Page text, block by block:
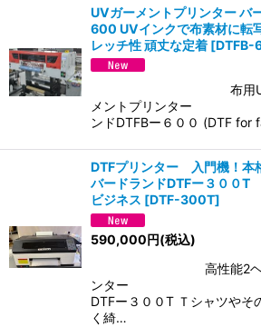
UVガーメントプリンター バ
600 UVインクで布素材に転
レッチ性 頑丈な定着 [DTFB-
布用UVイン
メントプリンタ
ンドDTFBー６００ (DTF for
DTFプリンター 入門機！本
バードランドDTFー３００T
ビジネス [DTF-300T]
590,000円(税込)
高性能2ヘッド搭
ンター バー
DTFー３００T Ｔシャツやそ
く綺…